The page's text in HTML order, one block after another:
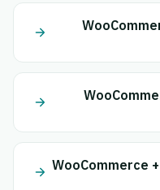
WooCommerce